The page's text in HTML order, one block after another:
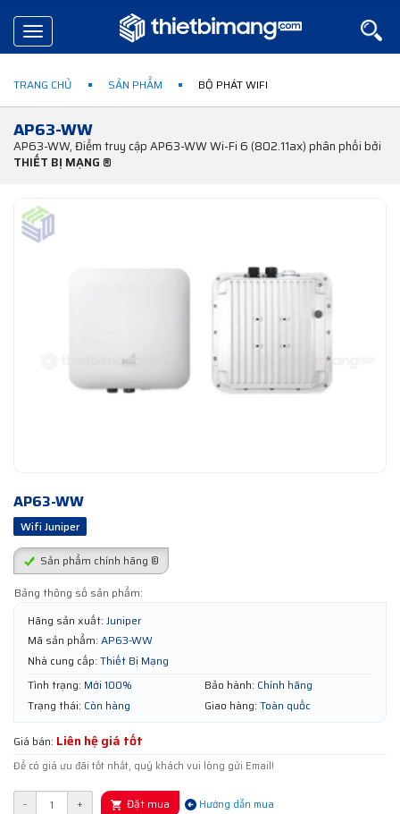
Toggle
navigation
TRANG CHỦ SẢN PHẨM BỘ PHÁT WIFI
AP63-WW
AP63-WW, Điểm truy cập AP63-WW Wi-Fi 6 (802.11ax) phân phối bởi
THIẾT BỊ MẠNG ®
AP63-WW
Wifi Juniper
Sản phẩm chính hãng ®
Bảng thông số sản phẩm:
Hãng sản xuất: Juniper
Mã sản phẩm: AP63-WW
Nhà cung cấp: Thiết Bị Mạng
Tình trạng: Mới 100% Bảo hành: Chính hãng
Trạng thái: Còn hàng Giao hàng: Toàn quốc
Giá bán: Liên hệ giá tốt
Để có giá ưu đãi tốt nhất, quý khách vui lòng gửi Email!
- + Đặt mua Hướng dẫn mua